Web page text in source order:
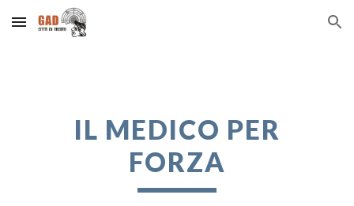
Skip to main content Skip to navigation
IL MEDICO PER
FORZA